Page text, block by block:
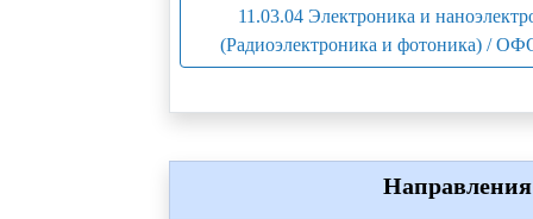
11.03.04 Электроника и
(Радиоэлектроника и фотоника) /
Направления